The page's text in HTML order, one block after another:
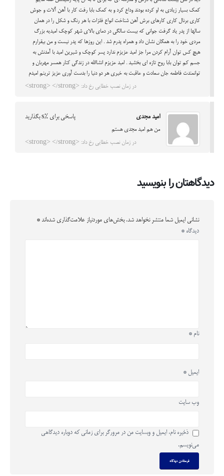
کمک بسیار زیادی به او کرده بودند وداع کرد و به کمک بابا رفت کار با آهن آلات و جوش
کاری برنال کاری کارهای برش آهن شناخت انواع فلزات با هر رنگ و شکل را در همان
سالها از پدر یاد گرفت جوانی که بیست سالگی در دمای بالای شهر کوچک امیدیه بزرگ
مردی خود را به همگان نشان داد و همراه پدرم شد . این روزها که پدر نیست و من بیقرارم
هیچ کس توان آرام کردن مرا جز امید عزیزم ندارد پسر کوچک و شیرین امید با آمدنش به
جسم کم توان بابا روح تازه ای بخشید . امید عزیزم انشاالله در زندگی کنار همسر مهربان و
توانمندت فاطمه جان سعادت و عاقبت به خیری هر دو دنیا را بدست آوری عزیز ترینم امیدم
در زمان نصب خطایی رخ داد: <strong> </strong>
امید مجدی پاسخی برای %s بگذارید
من هم امید مجدی هستم
در زمان نصب خطایی رخ داد: <strong> </strong>
دیدگاهتان را بنویسید
نشانی ایمیل شما منتشر نخواهد شد. بخش‌های موردنیاز علامت‌گذاری شده‌اند *
دیدگاه *
نام *
ایمیل *
وب‌ سایت
ذخیره نام، ایمیل و وبسایت من در مرورگر برای زمانی که دوباره دیدگاهی
می‌نویسم.